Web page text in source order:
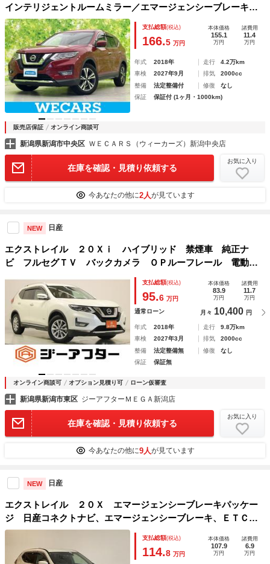
インテリジェントルームミラー／エマージェンシーブレーキ／
アラウンドビューモニター／車線逸脱防止支援システム／シー
ト 合皮／プロパイロット／電動バックドア
支払総額(税込)
166.5 万円
本体価格
155.1
万円
諸費用
11.4
万円
年式 2018年 走行
4.2万km
車検
2027年9月 排気
2000cc
整備
法定整備付 修復
なし
保証
保証付 (1ヶ月・1000km)
販売店保証 オンライン商談可
新潟県新潟市中央区 ＷＥＣＡＲＳ（ウィーカーズ）新潟中央店
在庫を確認・見積り依頼する
お気に入り
今あなたの他に2人が見ています
NEW 日産
エクストレイル ２０Ｘｉ ハイブリッド 禁煙車 純正ナ
ビ フルセグＴＶ バックカメラ ＯＰルーフレール 電動リ
アゲート 衝突被害軽減ブレーキ Ｂｌｕｅｔｏｏｔｈ接続
クリアランスソナー ＬＥＤヘッドライト オートライト 電
動格納ミラー
支払総額(税込)
95.6 万円
本体価格
83.9
万円
諸費用
11.7
万円
通常ローン 月々 10,400 円
年式 2018年 走行
9.8万km
車検
2027年3月 排気
2000cc
整備
法定整備無 修復
なし
保証
保証無
オンライン商談可 オプション見積り可 ローン仮審査
新潟県新潟市東区 ジーアフターＭＥＧＡ新潟店
在庫を確認・見積り依頼する
お気に入り
今あなたの他に9人が見ています
NEW 日産
エクストレイル ２０Ｘ エマージェンシーブレーキパッケー
ジ 日産コネクトナビ、エマージェンシーブレーキ、ＥＴＣ、
アラウンドビューモニター、後側方車両検知警報、ＬＥＤヘッ
ドライト、クルーズコントロール、社外１７インチアルミホイ
ール（スタッドレスタイヤ付き）
支払総額(税込)
114.8 万円
本体価格
107.9
万円
諸費用
6.9
万円